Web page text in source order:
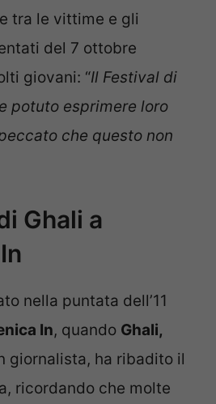
tra le vittime e gli
del 7 ottobre
giovani: “Il Festival di
potuto esprimere loro
che questo non
Ghali a
nella puntata dell’11
In, quando Ghali,
giornalista, ha ribadito il
ricordando che molte